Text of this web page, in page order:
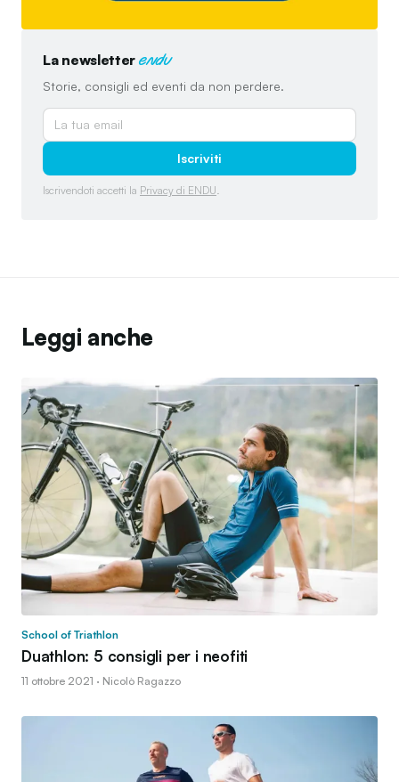
La newsletter endu
Storie, consigli ed eventi da non perdere.
Iscriviti
Iscrivendoti accetti la Privacy di ENDU
Leggi anche
School of Triathlon
Duathlon: 5 consigli per i neofiti
11 ottobre 2021 · Nicolò Ragazzo